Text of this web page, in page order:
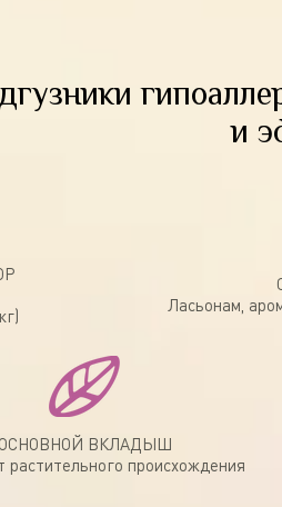
и
Ласьонам,
ОСНОВНОЙ ВКЛАДЫШ
растительного происхождения